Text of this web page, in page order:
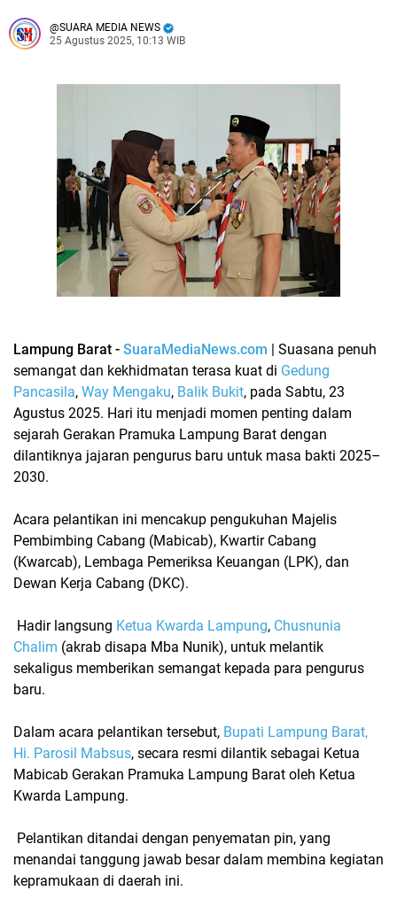
SUARA MEDIA NEWS
25 Agustus 2025, 10:13 WIB
Lampung Barat - SuaraMediaNews.com | Suasana penuh
semangat dan kekhidmatan terasa kuat di Gedung
Pancasila, Way Mengaku, Balik Bukit, pada Sabtu, 23
Agustus 2025. Hari itu menjadi momen penting dalam
sejarah Gerakan Pramuka Lampung Barat dengan
dilantiknya jajaran pengurus baru untuk masa bakti 2025–
2030.
Acara pelantikan ini mencakup pengukuhan Majelis
Pembimbing Cabang (Mabicab), Kwartir Cabang
(Kwarcab), Lembaga Pemeriksa Keuangan (LPK), dan
Dewan Kerja Cabang (DKC).
Hadir langsung Ketua Kwarda Lampung, Chusnunia
Chalim (akrab disapa Mba Nunik), untuk melantik
sekaligus memberikan semangat kepada para pengurus
baru.
Dalam acara pelantikan tersebut, Bupati Lampung Barat,
Hi. Parosil Mabsus, secara resmi dilantik sebagai Ketua
Mabicab Gerakan Pramuka Lampung Barat oleh Ketua
Kwarda Lampung.
Pelantikan ditandai dengan penyematan pin, yang
menandai tanggung jawab besar dalam membina kegiatan
kepramukaan di daerah ini.